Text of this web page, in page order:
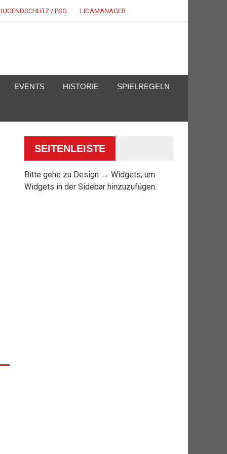
/ PSG LIGAMANAGER
EVENTS HISTORIE SPIELREGELN
SEITENLEISTE
Bitte gehe zu Design → Widgets, um
Widgets in der Sidebar hinzuzufügen.